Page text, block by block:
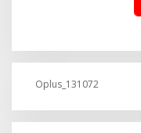
Oplus_131072